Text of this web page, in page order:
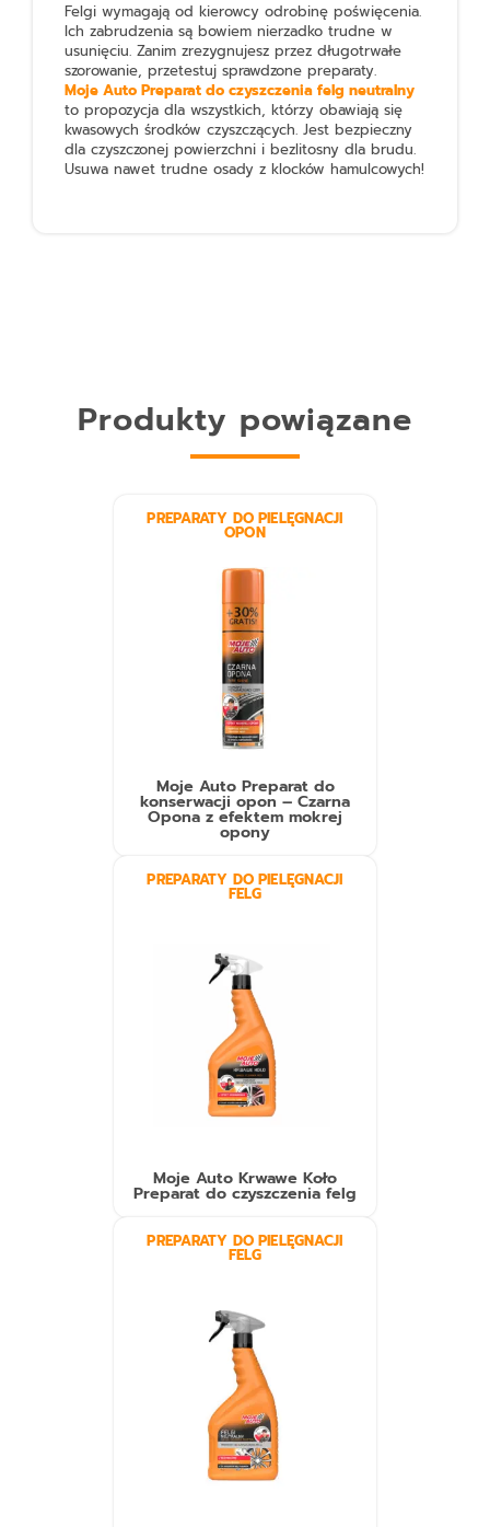
Felgi wymagają od kierowcy odrobinę poświęcenia.
Ich zabrudzenia są bowiem nierzadko trudne w
usunięciu. Zanim zrezygnujesz przez długotrwałe
szorowanie, przetestuj sprawdzone preparaty.
Moje Auto Preparat do czyszczenia felg neutralny
to propozycja dla wszystkich, którzy obawiają się
kwasowych środków czyszczących. Jest bezpieczny
dla czyszczonej powierzchni i bezlitosny dla brudu.
Usuwa nawet trudne osady z klocków hamulcowych!
Produkty powiązane
PREPARATY DO PIELĘGNACJI
OPON
Moje Auto Preparat do
konserwacji opon – Czarna
Opona z efektem mokrej
opony
PREPARATY DO PIELĘGNACJI
FELG
Moje Auto Krwawe Koło
Preparat do czyszczenia felg
PREPARATY DO PIELĘGNACJI
FELG